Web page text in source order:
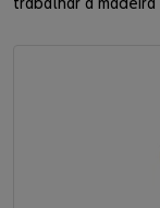
trabalhar a